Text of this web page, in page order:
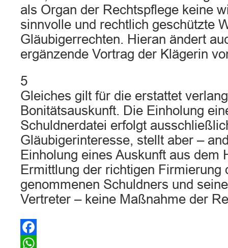
als Organ der Rechtspflege keine
sinnvolle und rechtlich geschützte
Gläubigerrechten. Hieran ändert
ergänzende Vortrag der Klägerin
5
Gleiches gilt für die erstattet
Bonitätsauskunft. Die Einholung
Schuldnerdatei erfolgt
Gläubigerinteresse, stellt aber –
Einholung eines Auskunft aus dem
Ermittlung der richtigen Firmierung
genommenen Schuldners und
Vertreter – keine Maßnahme der
Facebook